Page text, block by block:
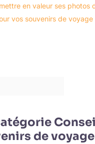
en valeur ses photos
vos souvenirs de voyage
de voyage